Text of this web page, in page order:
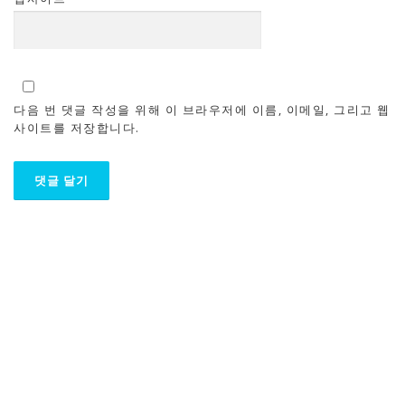
다음 번 댓글 작성을 위해 이 브라우저에 이름, 이메일, 그리고 웹
사이트를 저장합니다.